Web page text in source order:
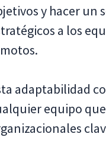
y hacer un
a los
adaptabilidad
equipo